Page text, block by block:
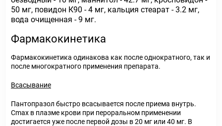
50 мг, повидон К90 - 4 мг, кальция стеарат - 3.2 мг,
вода очищенная - 9 мг.
Фармакокинетика
Фармакокинетика одинакова как после однократного, так и
после многократного применения препарата.
Всасывание
Пантопразол быстро всасывается после приема внутрь.
Cmax в плазме крови при пероральном применении
достигается уже после первой дозы в 20 мг или 40 мг. В